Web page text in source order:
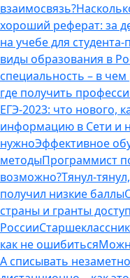
взаимосвязь?
хороший реферат: за
на учебе для студента-
виды образования в
специальность – в чем
где получить
ЕГЭ-2023: что нового,
информацию в Сети и
нужноЭффективное
методыПрограммист
возможно?Тянул-
получил низкие баллы
страны и гранты
России
как не ошибиться
А списывать